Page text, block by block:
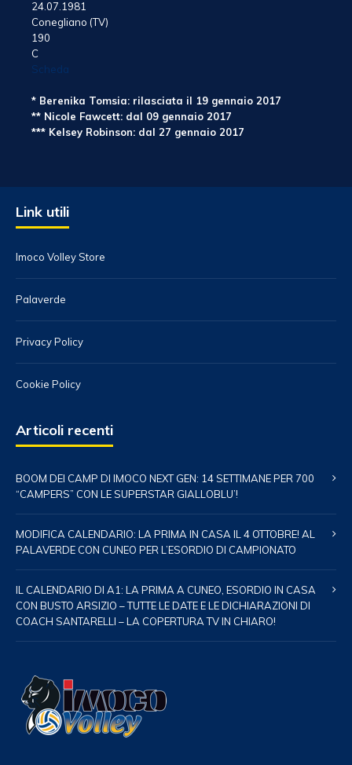
24.07.1981
Conegliano (TV)
190
C
Scheda
* Berenika Tomsia: rilasciata il 19 gennaio 2017
** Nicole Fawcett: dal 09 gennaio 2017
*** Kelsey Robinson: dal 27 gennaio 2017
Link utili
Imoco Volley Store
Palaverde
Privacy Policy
Cookie Policy
Articoli recenti
BOOM DEI CAMP DI IMOCO NEXT GEN: 14 SETTIMANE PER 700
“CAMPERS” CON LE SUPERSTAR GIALLOBLU’!
MODIFICA CALENDARIO: LA PRIMA IN CASA IL 4 OTTOBRE! AL
PALAVERDE CON CUNEO PER L’ESORDIO DI CAMPIONATO
IL CALENDARIO DI A1: LA PRIMA A CUNEO, ESORDIO IN CASA
CON BUSTO ARSIZIO – TUTTE LE DATE E LE DICHIARAZIONI DI
COACH SANTARELLI – LA COPERTURA TV IN CHIARO!